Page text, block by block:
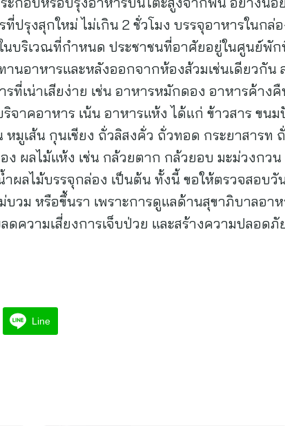
ปรุงสุกใหม่ ไม่เกิน 2 ชั่วโมง บรรจุอาหารในก
นบริเวณที่กำหนด ประชาชนที่อาศัยอยู่ในศูนย์พั
นอาหารและหลังออกจากห้องส้วมเช่นเดียวกัน
รที่เน่าเสียง่าย เช่น อาหารหมักดอง อาหารค้า
จาคอาหาร เน้น อาหารแห้ง ได้แก่ ข้าวสาร ขน
มูเส้น กุนเชียง ถั่วลิสงคั่ว ถั่วทอด กระยาสารท
ง ผลไม้แห้ง เช่น กล้วยตาก กล้วยอบ มะม่วงก
ำผลไม้บรรจุกล่อง เป็นต้น ทั้งนี้ ขอให้ตรวจสอบ
วม หรือขึ้นรา เพราะการดูแลด้านสุขาภิบาลอา
ดความเสี่ยงการเจ็บป่วย และสร้างความปลอด
Line